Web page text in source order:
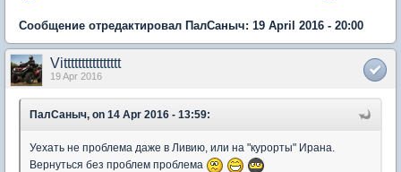
Сообщение отредактировал ПалСаныч: 19 April 2016 - 20:00
Vitttttttttttttttt
19 Apr 2016
ПалСаныч, on 14 Apr 2016 - 13:59:
Уехать не проблема даже в Ливию, или на "курорты" Ирана.
Вернуться без проблем проблема